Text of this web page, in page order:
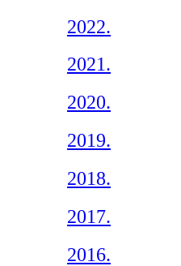
2022.
2021.
2020.
2019.
2018.
2017.
2016.